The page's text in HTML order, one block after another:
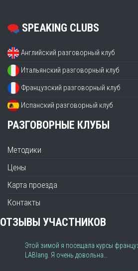
SPEAKING CLUBS
Английский разговорный клуб
Итальянский разговорный клуб
Французский разговорный клуб
Испанский разговорный клуб
РАЗГОВОРНЫЕ КЛУБЫ
Методики
Цены
Карта проезда
Контакты
ОТЗЫВЫ УЧАСТНИКОВ
Этой зимой я посещала курсы
LABlang. Я очень довольна…